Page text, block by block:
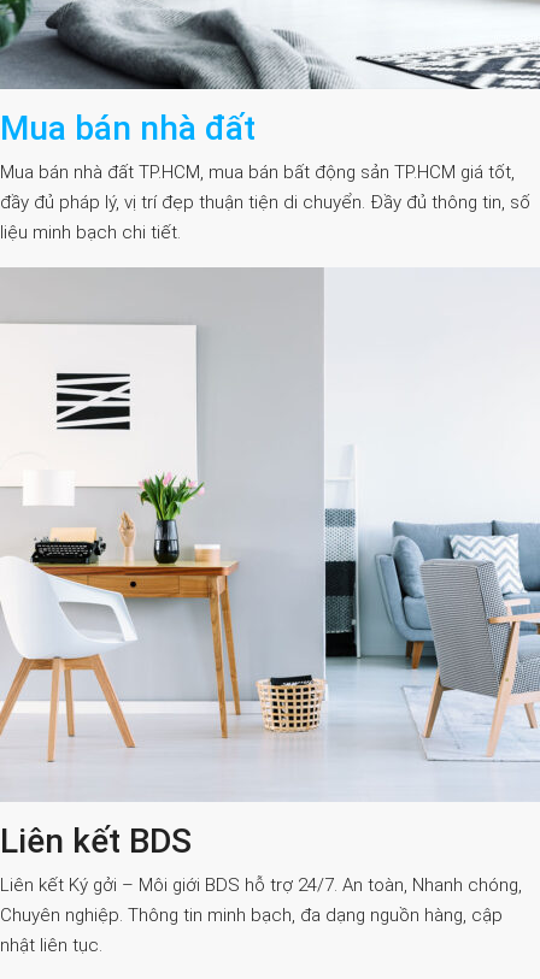
Mua bán nhà đất
Mua bán nhà đất TP.HCM, mua bán bất động sản TP.HCM giá tốt,
đầy đủ pháp lý, vị trí đẹp thuận tiện di chuyển. Đầy đủ thông tin, số
liệu minh bạch chi tiết.
Liên kết BDS
Liên kết Ký gởi – Môi giới BDS hỗ trợ 24/7. An toàn, Nhanh chóng,
Chuyên nghiệp. Thông tin minh bạch, đa dạng nguồn hàng, cập
nhật liên tục.